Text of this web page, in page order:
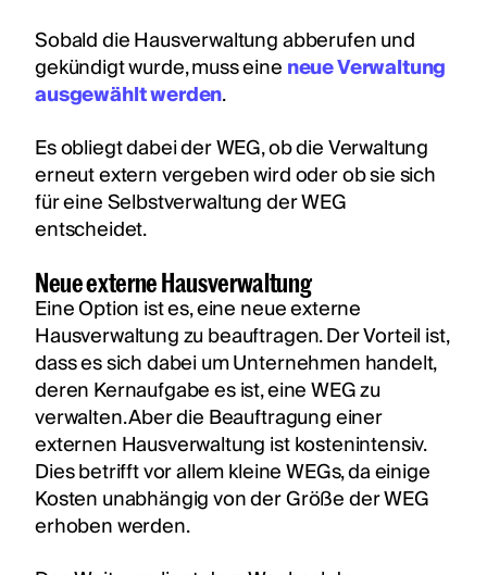
Sobald die Hausverwaltung abberufen und
gekündigt wurde, muss eineneue Verwaltung
ausgewählt werden.
Es obliegt dabei der WEG, ob die Verwaltung
erneut extern vergeben wird oder ob sie sich
für eine Selbstverwaltung der WEG
entscheidet.
Neue externe Hausverwaltung
Eine Option ist es, eine neue externe
Hausverwaltung zu beauftragen. Der Vorteil ist,
dass es sich dabei um Unternehmen handelt,
deren Kernaufgabe es ist, eine WEG zu
verwalten. Aber die Beauftragung einer
externen Hausverwaltung ist kostenintensiv.
Dies betrifft vor allem kleine WEGs, da einige
Kosten unabhängig von der Größe der WEG
erhoben werden.